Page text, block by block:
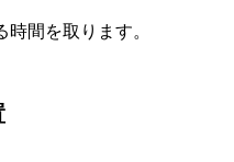
間を取ります。